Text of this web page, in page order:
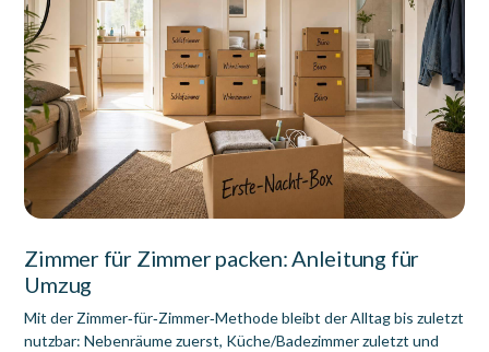
Zimmer für Zimmer packen: Anleitung für
Umzug
Mit der Zimmer‑für‑Zimmer‑Methode bleibt der Alltag bis zuletzt
nutzbar: Nebenräume zuerst, Küche/Badezimmer zuletzt und